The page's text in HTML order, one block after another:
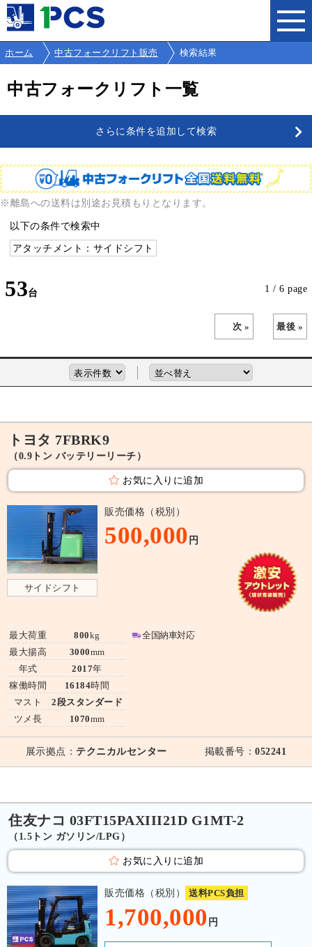
ホーム 中古フォークリフト販売 検索結果
中古フォークリフト一覧
さらに条件を追加して検索
※離島への送料は別途お見積もりとなります。
以下の条件で検索中
アタッチメント：サイドシフト
53 1 / 6 page
次 » 最後 »
トヨタ 7FBRK9
（0.9トン バッテリーリーチ）
お気に入りに追加
サイドシフト
販売価格（税別）
500,000 円
最大荷重
最大揚高
年式
稼働時間
マスト
ツメ長
800kg
3000mm
2017年
16184時間
2段スタンダード
1070mm
全国納車対応
展示拠点： テクニカルセンター 掲載番号：052241
住友ナコ 03FT15PAXIII21D G1MT-2
（1.5トン ガソリン/LPG）
お気に入りに追加
販売価格（税別） 送料PCS負担
1,700,000 円